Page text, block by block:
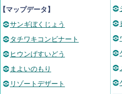
マップデータ】
サンギぼくじょう
タチワキコンビナート
ヒウンげすいどう
まよいのもり
リゾートデザート